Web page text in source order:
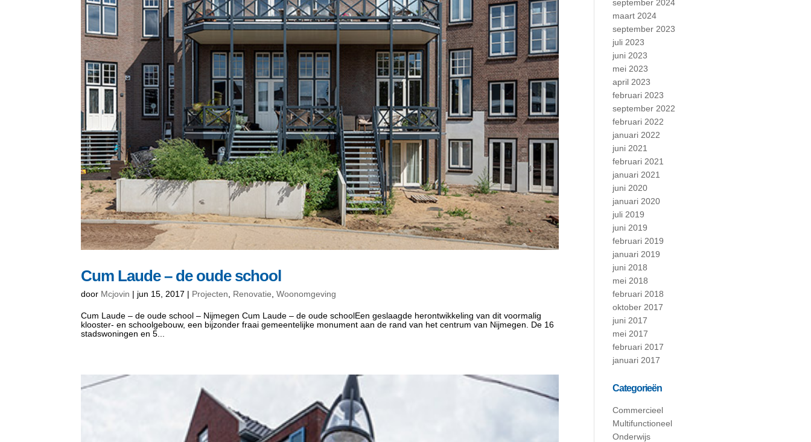
Cum Laude – de oude school
door Mcjovin | jun 15, 2017 | Projecten Renovatie ,Woonomgeving
Cum Laude – de oude school – Nijmegen Cum Laude – de oude schoolEen geslaagde herontwikkeling van dit voormalig
klooster- en schoolgebouw, een bijzonder fraai gemeentelijke monument aan de rand van het centrum van Nijmegen. De 16
stadswoningen en 5...
september 2024
maart 2024
september 2023
juli 2023
juni 2023
mei 2023
april 2023
februari 2023
september 2022
februari 2022
januari 2022
juni 2021
februari 2021
januari 2021
juni 2020
januari 2020
juli 2019
juni 2019
februari 2019
januari 2019
juni 2018
mei 2018
februari 2018
oktober 2017
juni 2017
mei 2017
februari 2017
januari 2017
Categorieën
Commercieel
Multifunctioneel
Onderwijs